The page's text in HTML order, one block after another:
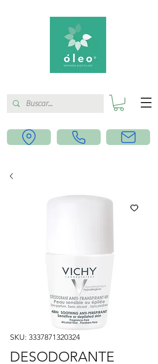
SKU: 3337871320324
DESODORANTE